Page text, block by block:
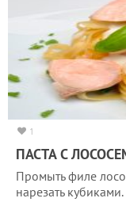
1
ПАСТА С
Промыть филе
нарезать кубиками.